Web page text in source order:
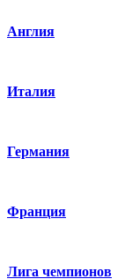
Англия
Италия
Германия
Франция
Лига чемпионов